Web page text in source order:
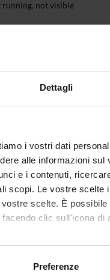
Dettagli
i vostri dati
alle informazioni
e i contenuti,
scopi. Le vostre
scelte. È
clic sull'icona di
tua posizione
Preferenze
running, not visible